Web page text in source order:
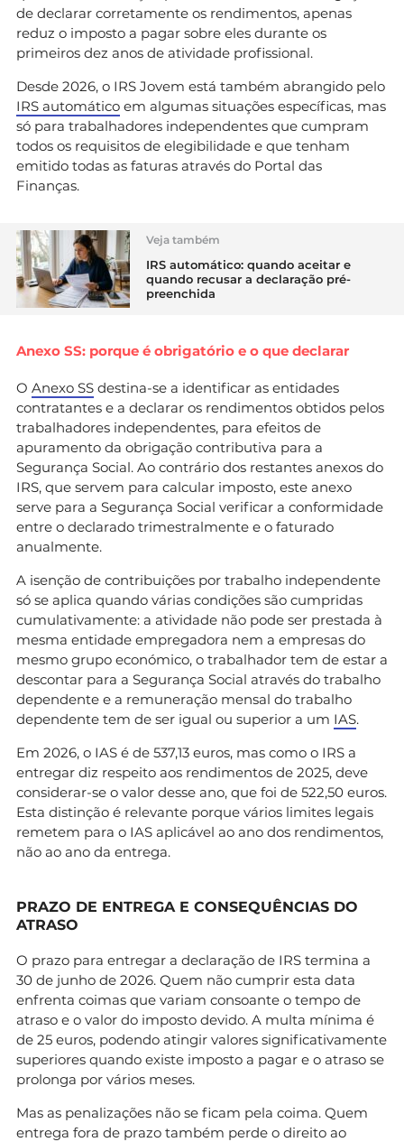
de declarar corretamente os rendimentos, apenas
reduz o imposto a pagar sobre eles durante os
primeiros dez anos de atividade profissional.
Desde 2026, o IRS Jovem está também abrangido pelo
IRS automático em algumas situações específicas, mas
só para trabalhadores independentes que cumpram
todos os requisitos de elegibilidade e que tenham
emitido todas as faturas através do Portal das
Finanças.
Veja também
IRS automático: quando aceitar e
quando recusar a declaração pré-
preenchida
Anexo SS: porque é obrigatório e o que declarar
O Anexo SS destina-se a identificar as entidades
contratantes e a declarar os rendimentos obtidos pelos
trabalhadores independentes, para efeitos de
apuramento da obrigação contributiva para a
Segurança Social. Ao contrário dos restantes anexos do
IRS, que servem para calcular imposto, este anexo
serve para a Segurança Social verificar a conformidade
entre o declarado trimestralmente e o faturado
anualmente.
A isenção de contribuições por trabalho independente
só se aplica quando várias condições são cumpridas
cumulativamente: a atividade não pode ser prestada à
mesma entidade empregadora nem a empresas do
mesmo grupo económico, o trabalhador tem de estar a
descontar para a Segurança Social através do trabalho
dependente e a remuneração mensal do trabalho
dependente tem de ser igual ou superior a um IAS.
Em 2026, o IAS é de 537,13 euros, mas como o IRS a
entregar diz respeito aos rendimentos de 2025, deve
considerar-se o valor desse ano, que foi de 522,50 euros.
Esta distinção é relevante porque vários limites legais
remetem para o IAS aplicável ao ano dos rendimentos,
não ao ano da entrega.
PRAZO DE ENTREGA E CONSEQUÊNCIAS DO
ATRASO
O prazo para entregar a declaração de IRS termina a
30 de junho de 2026. Quem não cumprir esta data
enfrenta coimas que variam consoante o tempo de
atraso e o valor do imposto devido. A multa mínima é
de 25 euros, podendo atingir valores significativamente
superiores quando existe imposto a pagar e o atraso se
prolonga por vários meses.
Mas as penalizações não se ficam pela coima. Quem
entrega fora de prazo também perde o direito ao